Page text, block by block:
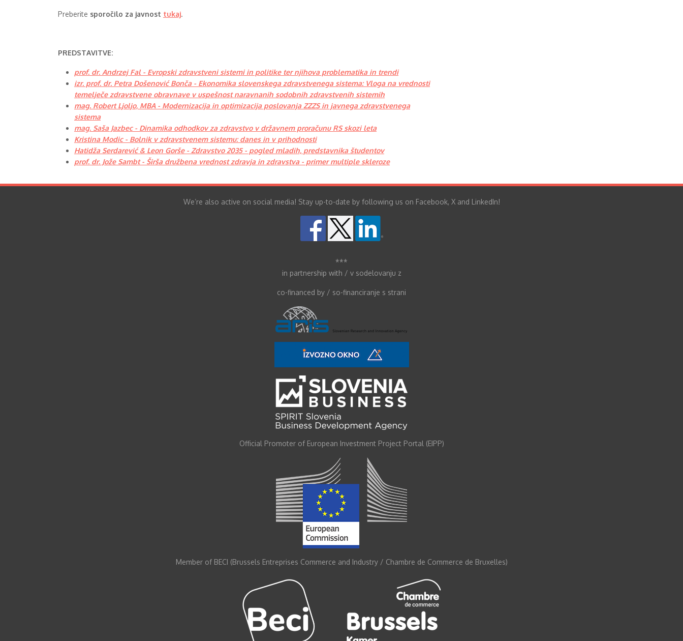
Preberite sporočilo za javnost tukaj.
PREDSTAVITVE:
prof. dr. Andrzej Fal - Evropski zdravstveni sistemi in politike ter njihova problematika in trendi
izr. prof. dr. Petra Došenović Bonča - Ekonomika slovenskega zdravstvenega sistema: Vloga na vrednosti
temelječe zdravstvene obravnave v uspešnost naravnanih sodobnih zdravstvenih sistemih
mag. Robert Ljoljo, MBA - Modernizacija in optimizacija poslovanja ZZZS in javnega zdravstvenega
sistema
mag. Saša Jazbec - Dinamika odhodkov za zdravstvo v državnem proračunu RS skozi leta
Kristina Modic - Bolnik v zdravstvenem sistemu: danes in v prihodnosti
Hatidža Serdarević & Leon Gorše - Zdravstvo 2035 - pogled mladih, predstavnika študentov
prof. dr. Jože Sambt - Širša družbena vrednost zdravja in zdravstva - primer multiple skleroze
We’re also active on social media! Stay up-to-date by following us on Facebook, X and LinkedIn!
***
in partnership with / v sodelovanju z
co-financed by / so-financiranje s strani
Official Promoter of European Investment Project Portal (EIPP)
Member of BECI (Brussels Entreprises Commerce and Industry / Chambre de Commerce de Bruxelles)